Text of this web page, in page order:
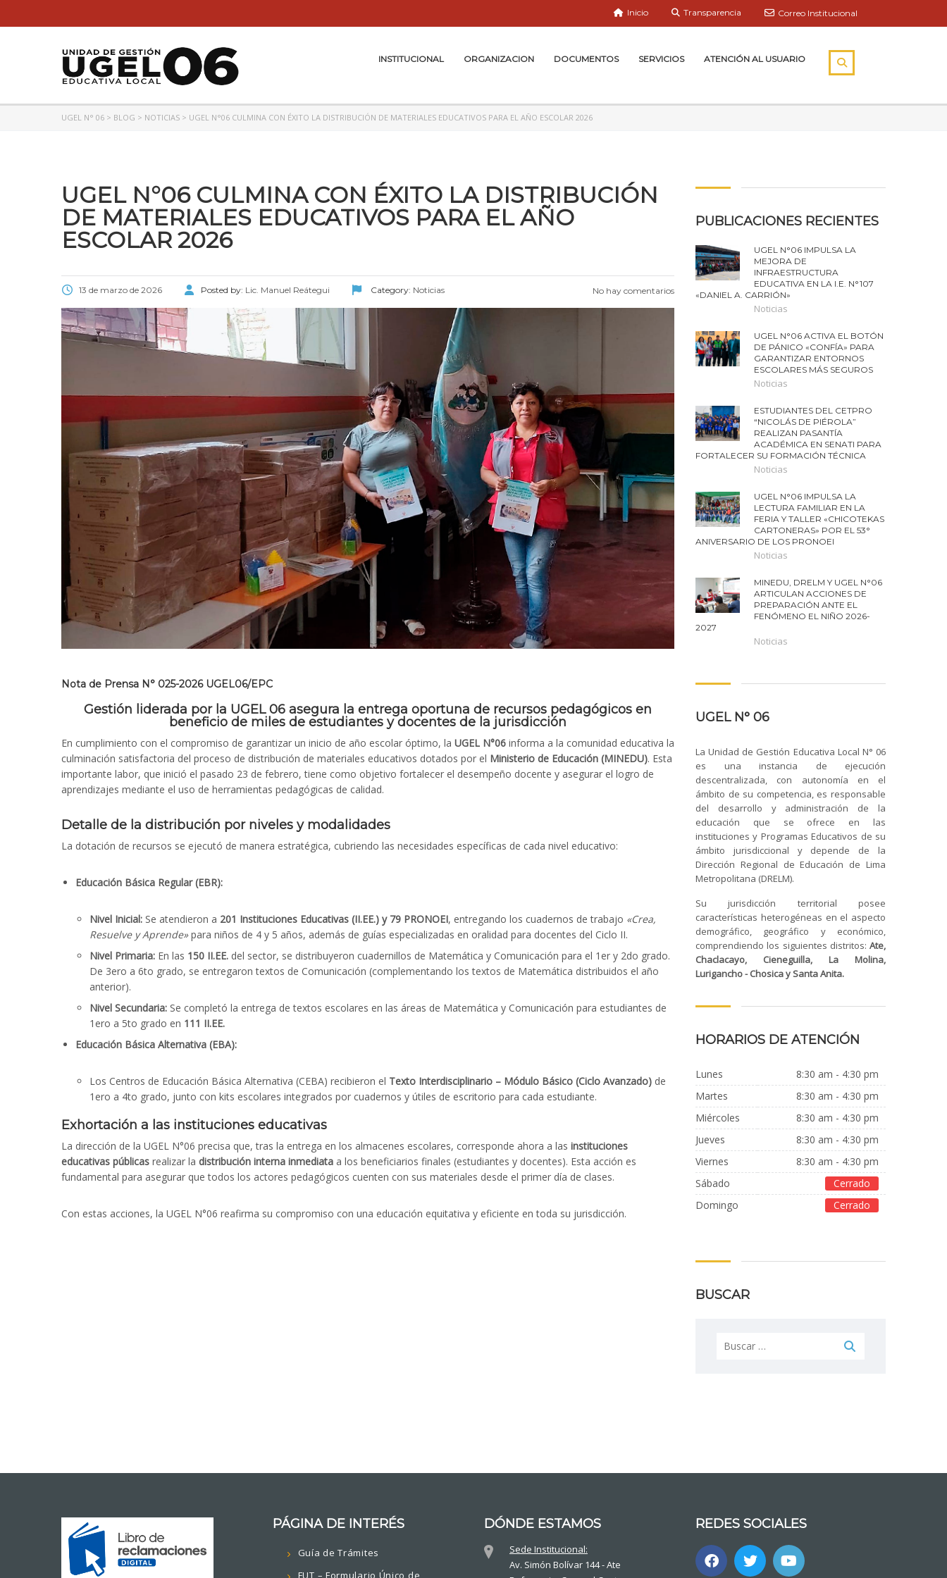
Correo Institucional
Transparencia
Inicio
INSTITUCIONAL ORGANIZACION DOCUMENTOS SERVICIOS ATENCIÓN AL USUARIO
UGEL N° 06 > BLOG > NOTICIAS > UGEL N°06 CULMINA CON ÉXITO LA DISTRIBUCIÓN DE MATERIALES EDUCATIVOS PARA EL AÑO ESCOLAR 2026
UGEL N°06 CULMINA CON ÉXITO LA DISTRIBUCIÓN
DE MATERIALES EDUCATIVOS PARA EL AÑO
ESCOLAR 2026
13 de marzo de 2026 Posted by: Lic. Manuel Reátegui Category: Noticias No hay comentarios
Nota de Prensa N° 025-2026 UGEL06/EPC
Gestión liderada por la UGEL 06 asegura la entrega oportuna de recursos pedagógicos en
beneficio de miles de estudiantes y docentes de la jurisdicción
En cumplimiento con el compromiso de garantizar un inicio de año escolar óptimo, la UGEL N°06 informa a la comunidad educativa la
culminación satisfactoria del proceso de distribución de materiales educativos dotados por el Ministerio de Educación (MINEDU). Esta
importante labor, que inició el pasado 23 de febrero, tiene como objetivo fortalecer el desempeño docente y asegurar el logro de
aprendizajes mediante el uso de herramientas pedagógicas de calidad.
Detalle de la distribución por niveles y modalidades
La dotación de recursos se ejecutó de manera estratégica, cubriendo las necesidades específicas de cada nivel educativo:
Educación Básica Regular (EBR):
Nivel Inicial: Se atendieron a 201 Instituciones Educativas (II.EE.) y 79 PRONOEI, entregando los cuadernos de trabajo «Crea,
Resuelve y Aprende»para niños de 4 y 5 años, además de guías especializadas en oralidad para docentes del Ciclo II.
Nivel Primaria: En las 150 II.EE. del sector, se distribuyeron cuadernillos de Matemática y Comunicación para el 1er y 2do grado.
De 3ero a 6to grado, se entregaron textos de Comunicación (complementando los textos de Matemática distribuidos el año
anterior).
Nivel Secundaria: Se completó la entrega de textos escolares en las áreas de Matemática y Comunicación para estudiantes de
1ero a 5to grado en 111 II.EE.
Educación Básica Alternativa (EBA):
Los Centros de Educación Básica Alternativa (CEBA) recibieron el Texto Interdisciplinario – Módulo Básico (Ciclo Avanzado) de
1ero a 4to grado, junto con kits escolares integrados por cuadernos y útiles de escritorio para cada estudiante.
Exhortación a las instituciones educativas
La dirección de la UGEL N°06 precisa que, tras la entrega en los almacenes escolares, corresponde ahora a las instituciones
educativas públicas realizar la distribución interna inmediata a los beneficiarios finales (estudiantes y docentes). Esta acción es
fundamental para asegurar que todos los actores pedagógicos cuenten con sus materiales desde el primer día de clases.
Con estas acciones, la UGEL N°06 reafirma su compromiso con una educación equitativa y eficiente en toda su jurisdicción.
PUBLICACIONES RECIENTES
UGEL N°06 IMPULSA LA
MEJORA DE
INFRAESTRUCTURA
EDUCATIVA EN LA I.E. N°107
«DANIEL A. CARRIÓN»
Noticias
UGEL N°06 ACTIVA EL BOTÓN
DE PÁNICO «CONFÍA» PARA
GARANTIZAR ENTORNOS
ESCOLARES MÁS SEGUROS
Noticias
ESTUDIANTES DEL CETPRO
“NICOLÁS DE PIÉROLA”
REALIZAN PASANTÍA
ACADÉMICA EN SENATI PARA
FORTALECER SU FORMACIÓN TÉCNICA
Noticias
UGEL N°06 IMPULSA LA
LECTURA FAMILIAR EN LA
FERIA Y TALLER «CHICOTEKAS
CARTONERAS» POR EL 53°
ANIVERSARIO DE LOS PRONOEI
Noticias
MINEDU, DRELM Y UGEL N°06
ARTICULAN ACCIONES DE
PREPARACIÓN ANTE EL
FENÓMENO EL NIÑO 2026-
2027
Noticias
UGEL N° 06
La Unidad de Gestión Educativa Local N° 06
es una instancia de ejecución
descentralizada, con autonomía en el
ámbito de su competencia, es responsable
del desarrollo y administración de la
educación que se ofrece en las
instituciones y Programas Educativos de su
ámbito jurisdiccional y depende de la
Dirección Regional de Educación de Lima
Metropolitana (DRELM).
Su jurisdicción territorial posee
características heterogéneas en el aspecto
demográfico, geográfico y económico,
comprendiendo los siguientes distritos: Ate,
Chaclacayo, Cieneguilla, La Molina,
Lurigancho - Chosica y Santa Anita.
HORARIOS DE ATENCIÓN
Lunes
8:30 am - 4:30 pm
Martes
8:30 am - 4:30 pm
Miércoles
8:30 am - 4:30 pm
jueves
8:30 am - 4:30 pm
Viernes
8:30 am - 4:30 pm
Sábado
Cerrado
Domingo
Cerrado
BUSCAR
Buscar:
PÁGINA DE INTERÉS
Guía de Trámites
FUT – Formulario Único de
DÓNDE ESTAMOS
Sede Institucional:
Av. Simón Bolívar 144 - Ate
REDES SOCIALES